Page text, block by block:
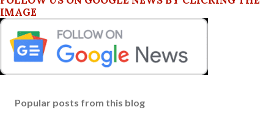
IMAGE
Popular posts from this blog